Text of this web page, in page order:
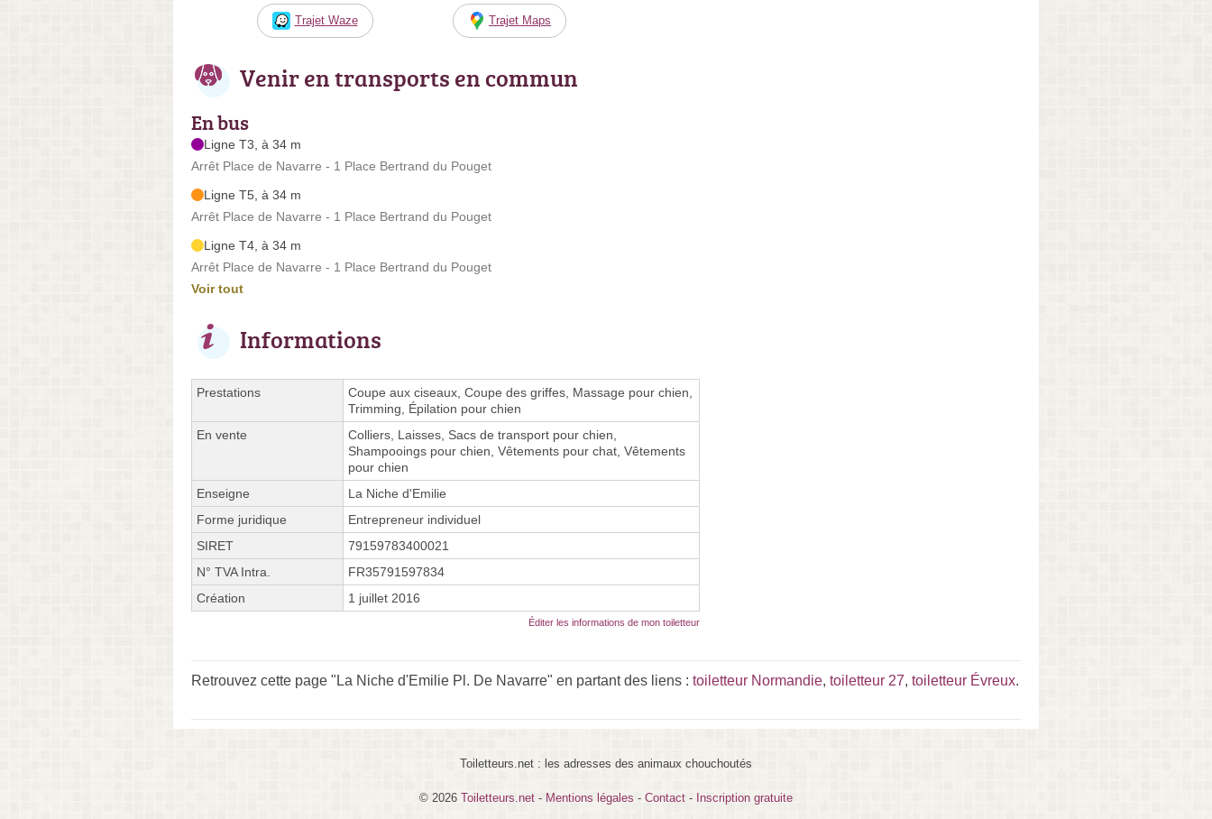
Trajet Waze Trajet Maps
Venir en transports en commun
En bus
Ligne T3, à 34 m
Arrêt Place de Navarre - 1 Place Bertrand du Pouget
Ligne T5, à 34 m
Arrêt Place de Navarre - 1 Place Bertrand du Pouget
Ligne T4, à 34 m
Arrêt Place de Navarre - 1 Place Bertrand du Pouget
Voir tout
Informations
Prestations
Coupe aux ciseaux, Coupe des griffes, Massage pour chien,
Trimming, Épilation pour chien
En vente
Colliers, Laisses, Sacs de transport pour chien,
Shampooings pour chien, Vêtements pour chat, Vêtements
pour chien
Enseigne
La Niche d'Emilie
Forme juridique
Entrepreneur individuel
SIRET
79159783400021
N° TVA Intra.
FR35791597834
Création
1 juillet 2016
Éditer les informations de mon toiletteur
Retrouvez cette page "La Niche d'Emilie Pl. De Navarre" en partant des liens : toiletteur Normandie, toiletteur 27, toiletteur Évreux.
Toiletteurs.net : les adresses des animaux chouchoutés
© 2026 Toiletteurs.net - Mentions légales - Contact - Inscription gratuite